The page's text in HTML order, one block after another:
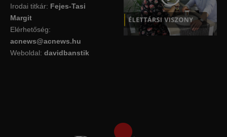
Irodai titkár: Fejes-Tasi
Margit
Elérhetőség:
acnews@acnews.hu
Weboldal: davidbanstik